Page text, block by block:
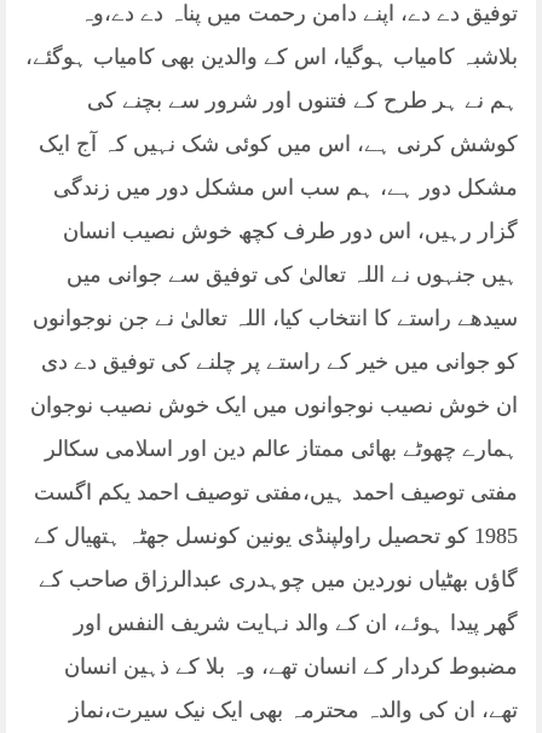
توفیق دے دے، اپنے دامن رحمت میں پناہ دے دے،وہ
بلاشبہ کامیاب ہوگیا، اس کے والدین بھی کامیاب ہوگئے،
ہم نے ہر طرح کے فتنوں اور شرور سے بچنے کی
کوشش کرنی ہے، اس میں کوئی شک نہیں کہ آج ایک
مشکل دور ہے، ہم سب اس مشکل دور میں زندگی
گزار رہیں، اس دور طرف کچھ خوش نصیب انسان
ہیں جنہوں نے اللہ تعالیٰ کی توفیق سے جوانی میں
سیدھے راستے کا انتخاب کیا، اللہ تعالیٰ نے جن نوجوانوں
کو جوانی میں خیر کے راستے پر چلنے کی توفیق دے دی
ان خوش نصیب نوجوانوں میں ایک خوش نصیب نوجوان
ہمارے چھوٹے بھائی ممتاز عالم دین اور اسلامی سکالر
مفتی توصیف احمد ہیں،مفتی توصیف احمد یکم اگست
1985 کو تحصیل راولپنڈی یونین کونسل جھٹہ ہتھیال کے
گاؤں بھٹیاں نوردین میں چوہدری عبدالرزاق صاحب کے
گھر پیدا ہوئے، ان کے والد نہایت شریف النفس اور
مضبوط کردار کے انسان تھے، وہ بلا کے ذہین انسان
تھے، ان کی والدہ محترمہ بھی ایک نیک سیرت،نماز